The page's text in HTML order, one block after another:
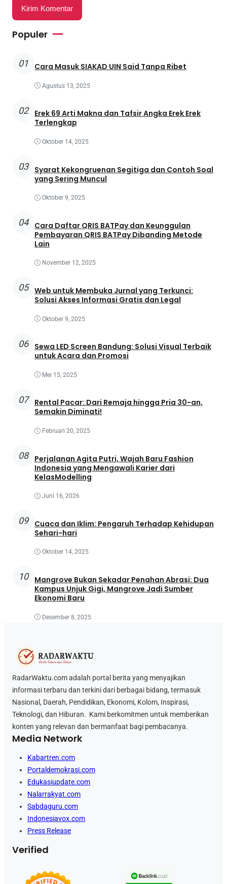
Populer
01 Cara Masuk SIAKAD UIN Said Tanpa Ribet
Agustus 13, 2025
02
Erek 69 Arti Makna dan Tafsir Angka Erek Erek
Terlengkap
Oktober 14, 2025
03
Syarat Kekongruenan Segitiga dan Contoh Soal
yang Sering Muncul
Oktober 9, 2025
04
Cara Daftar QRIS BATPay dan Keunggulan
Pembayaran QRIS BATPay Dibanding Metode
Lain
November 12, 2025
05 Web untuk Membuka Jurnal yang Terkunci:
Solusi Akses Informasi Gratis dan Legal
Oktober 9, 2025
06
Sewa LED Screen Bandung: Solusi Visual Terbaik
untuk Acara dan Promosi
Mei 15, 2025
07
Rental Pacar: Dari Remaja hingga Pria 30-an,
Semakin Diminati!
Februari 20, 2025
08
Perjalanan Agita Putri, Wajah Baru Fashion
Indonesia yang Mengawali Karier dari
KelasModelling
Juni 16, 2026
09
Cuaca dan Iklim: Pengaruh Terhadap Kehidupan
Sehari-hari
Oktober 14, 2025
10
Mangrove Bukan Sekadar Penahan Abrasi: Dua
Kampus Unjuk Gigi, Mangrove Jadi Sumber
Ekonomi Baru
Desember 8, 2025
RadarWaktu.com adalah portal berita yang menyajikan
informasi terbaru dan terkini dari berbagai bidang, termasuk
Nasional, Daerah, Pendidikan, Ekonomi, Kolom, Inspirasi,
Teknologi, dan Hiburan. Kami berkomitmen untuk memberikan
konten yang relevan dan bermanfaat bagi pembacanya.
Media Network
Kabartren.com
Portaldemokrasi.com
Edukasiupdate.com
Nalarrakyat.com
Sabdaguru.com
Indonesiavox.com
Press Release
Verified